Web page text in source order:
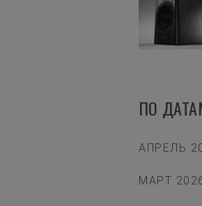
ПО
АПРЕЛЬ
МАРТ